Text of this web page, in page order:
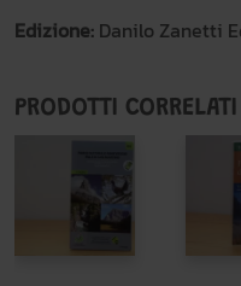
Edizione: Danilo Zanetti
PRODOTTI CORRELATI